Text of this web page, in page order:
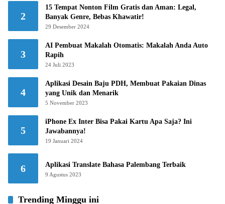
2
15 Tempat Nonton Film Gratis dan Aman: Legal,
Banyak Genre, Bebas Khawatir!
29 Desember 2024
3
AI Pembuat Makalah Otomatis: Makalah Anda Auto
Rapih
24 Juli 2023
4
Aplikasi Desain Baju PDH, Membuat Pakaian Dinas
yang Unik dan Menarik
5 November 2023
5
iPhone Ex Inter Bisa Pakai Kartu Apa Saja? Ini
Jawabannya!
19 Januari 2024
6 Aplikasi Translate Bahasa Palembang Terbaik
9 Agustus 2023
Trending Minggu ini